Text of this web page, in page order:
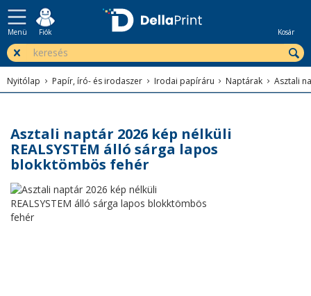
Menü Fiók Kosár
Nyitólap Papír, író- és irodaszer Irodai papíráru Naptárak Asztali
Asztali naptár 2026 kép nélküli
REALSYSTEM álló sárga lapos
blokktömbös fehér